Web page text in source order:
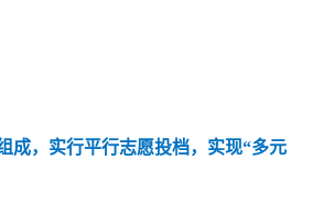
成，实行平行志愿投档，实现“多元